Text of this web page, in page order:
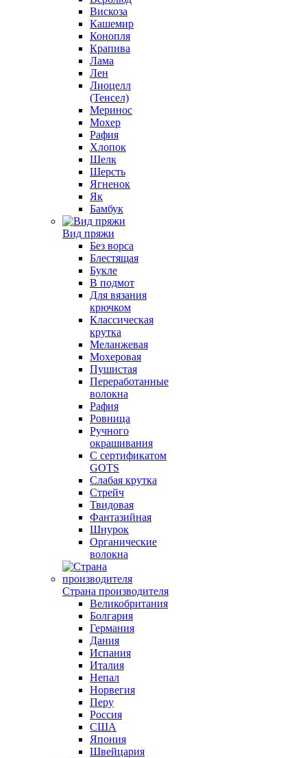
Вискоза
Кашемир
Конопля
Крапива
Лама
Лен
Лиоцелл
(Тенсел)
Меринос
Мохер
Рафия
Хлопок
Шелк
Шерсть
Ягненок
Як
Бамбук
Вид пряжи
Без ворса
Блестящая
Букле
В подмот
Для вязания
крючком
Классическая
крутка
Меланжевая
Мохеровая
Пушистая
Переработанные
волокна
Рафия
Ровница
Ручного
окрашивания
С сертификатом
GOTS
Слабая крутка
Стрейч
Твидовая
Фантазийная
Шнурок
Органические
волокна
Страна производителя
Великобритания
Болгария
Германия
Дания
Испания
Италия
Непал
Норвегия
Перу
Россия
США
Япония
Швейцария